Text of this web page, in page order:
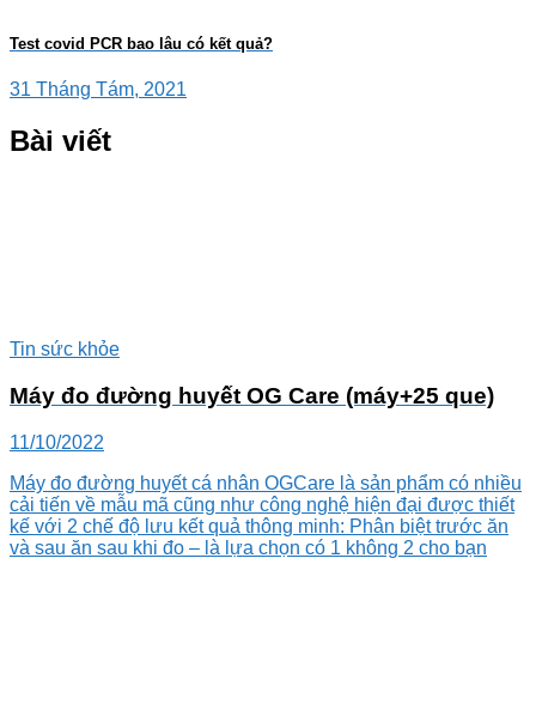
Test covid PCR bao lâu có kết quả?
31 Tháng Tám, 2021
Bài viết
Tin sức khỏe
Máy đo đường huyết OG Care (máy+25 que)
11/10/2022
Máy đo đường huyết cá nhân OGCare là sản phẩm có nhiều
cải tiến về mẫu mã cũng như công nghệ hiện đại được thiết
kế với 2 chế độ lưu kết quả thông minh: Phân biệt trước ăn
và sau ăn sau khi đo – là lựa chọn có 1 không 2 cho bạn